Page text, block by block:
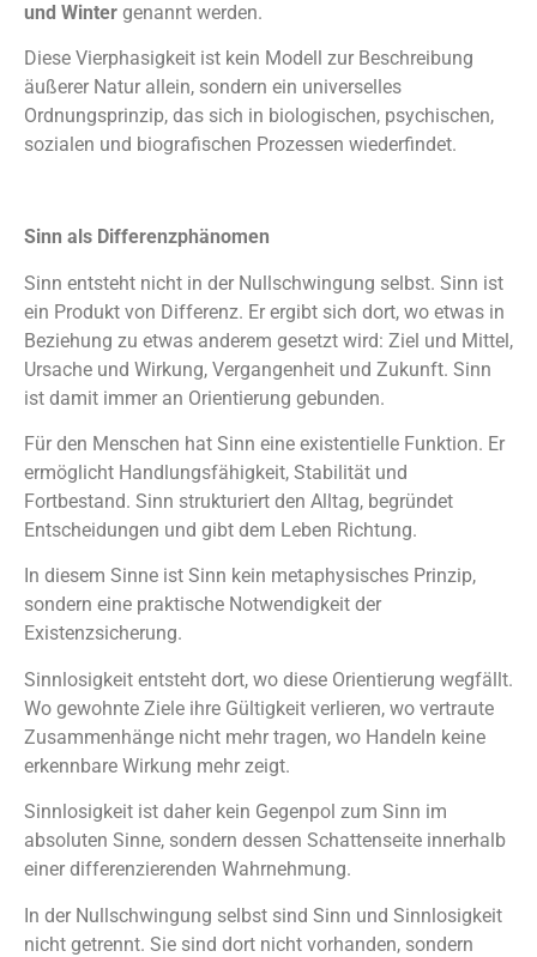
und Winter genannt werden.
Diese Vierphasigkeit ist kein Modell zur Beschreibung
äußerer Natur allein, sondern ein universelles
Ordnungsprinzip, das sich in biologischen, psychischen,
sozialen und biografischen Prozessen wiederfindet.
Sinn als Differenzphänomen
Sinn entsteht nicht in der Nullschwingung selbst. Sinn ist
ein Produkt von Differenz. Er ergibt sich dort, wo etwas in
Beziehung zu etwas anderem gesetzt wird: Ziel und Mittel,
Ursache und Wirkung, Vergangenheit und Zukunft. Sinn
ist damit immer an Orientierung gebunden.
Für den Menschen hat Sinn eine existentielle Funktion. Er
ermöglicht Handlungsfähigkeit, Stabilität und
Fortbestand. Sinn strukturiert den Alltag, begründet
Entscheidungen und gibt dem Leben Richtung.
In diesem Sinne ist Sinn kein metaphysisches Prinzip,
sondern eine praktische Notwendigkeit der
Existenzsicherung.
Sinnlosigkeit entsteht dort, wo diese Orientierung wegfällt.
Wo gewohnte Ziele ihre Gültigkeit verlieren, wo vertraute
Zusammenhänge nicht mehr tragen, wo Handeln keine
erkennbare Wirkung mehr zeigt.
Sinnlosigkeit ist daher kein Gegenpol zum Sinn im
absoluten Sinne, sondern dessen Schattenseite innerhalb
einer differenzierenden Wahrnehmung.
In der Nullschwingung selbst sind Sinn und Sinnlosigkeit
nicht getrennt. Sie sind dort nicht vorhanden, sondern